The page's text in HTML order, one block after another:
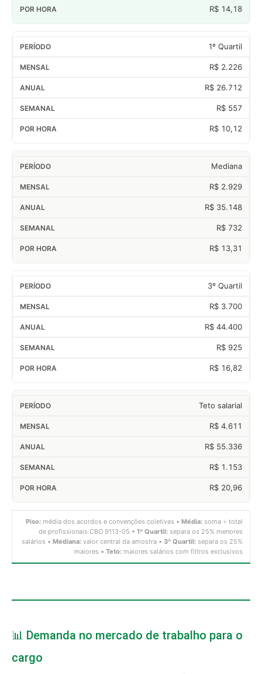
R$ 14,18
1º Quartil
R$ 2.226
R$ 26.712
R$ 557
R$ 10,12
Mediana
R$ 2.929
R$ 35.148
R$ 732
R$ 13,31
3º Quartil
R$ 3.700
R$ 44.400
R$ 925
R$ 16,82
Teto salarial
R$ 4.611
R$ 55.336
R$ 1.153
R$ 20,96
Piso: média dos acordos e convenções coletivas • Média: soma ÷ total
de profissionais CBO 9113-05 • 1º Quartil: separa os 25% menores
salários • Mediana: valor central da amostra • 3º Quartil: separa os 25%
maiores • Teto: maiores salários com filtros exclusivos
📊 Demanda no mercado de trabalho para o
cargo